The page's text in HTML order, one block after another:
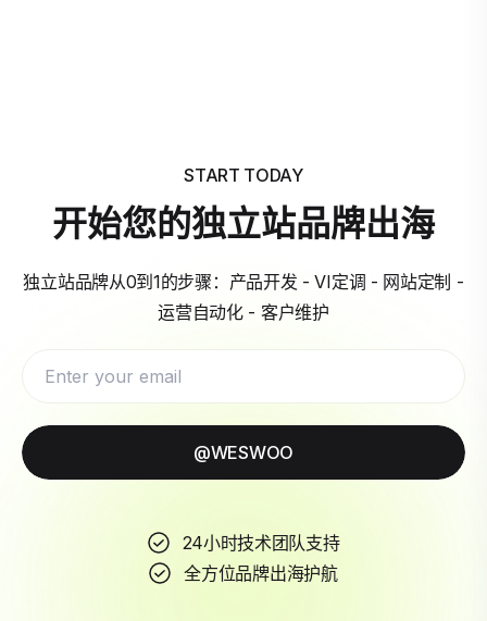
START TODAY
开始您的独立站品牌出海
独立站品牌从0到1的步骤：产品开发 - VI定调 - 网站定制 -
运营自动化 - 客户维护
@WESWOO
24小时技术团队支持
全方位品牌出海护航